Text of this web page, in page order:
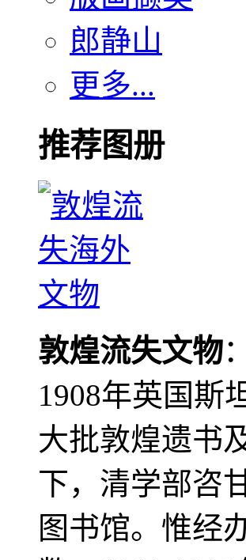
郎静山
更多...
推荐图册
敦煌流失文物
1908年英国斯
大批敦煌遗书
下，清学部咨
图书馆。惟经